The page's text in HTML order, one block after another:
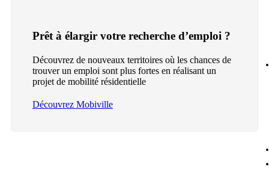
Prêt à élargir votre recherche d’emploi ?
Découvrez de nouveaux territoires où les chances de
trouver un emploi sont plus fortes en réalisant un
projet de mobilité résidentielle
Découvrez Mobiville